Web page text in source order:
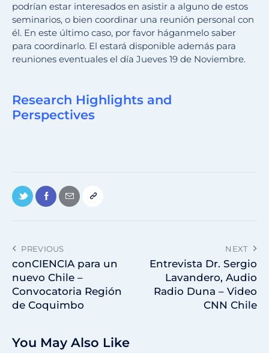
podrían estar interesados en asistir a alguno de estos
seminarios, o bien coordinar una reunión personal con
él. En este último caso, por favor háganmelo saber
para coordinarlo. El estará disponible además para
reuniones eventuales el día Jueves 19 de Noviembre.
Research Highlights and
Perspectives
PREVIOUS
conCIENCIA para un
nuevo Chile –
Convocatoria Región
de Coquimbo
NEXT
Entrevista Dr. Sergio
Lavandero, Audio
Radio Duna – Video
CNN Chile
You May Also Like